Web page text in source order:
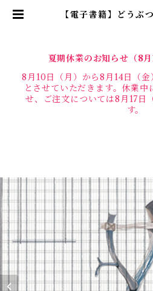
【電子書籍】どうぶ
夏期休業のお知らせ（8月
8月10日（月）から8月14日（
とさせていただきます。休業
せ、ご注文については8月17日
す。